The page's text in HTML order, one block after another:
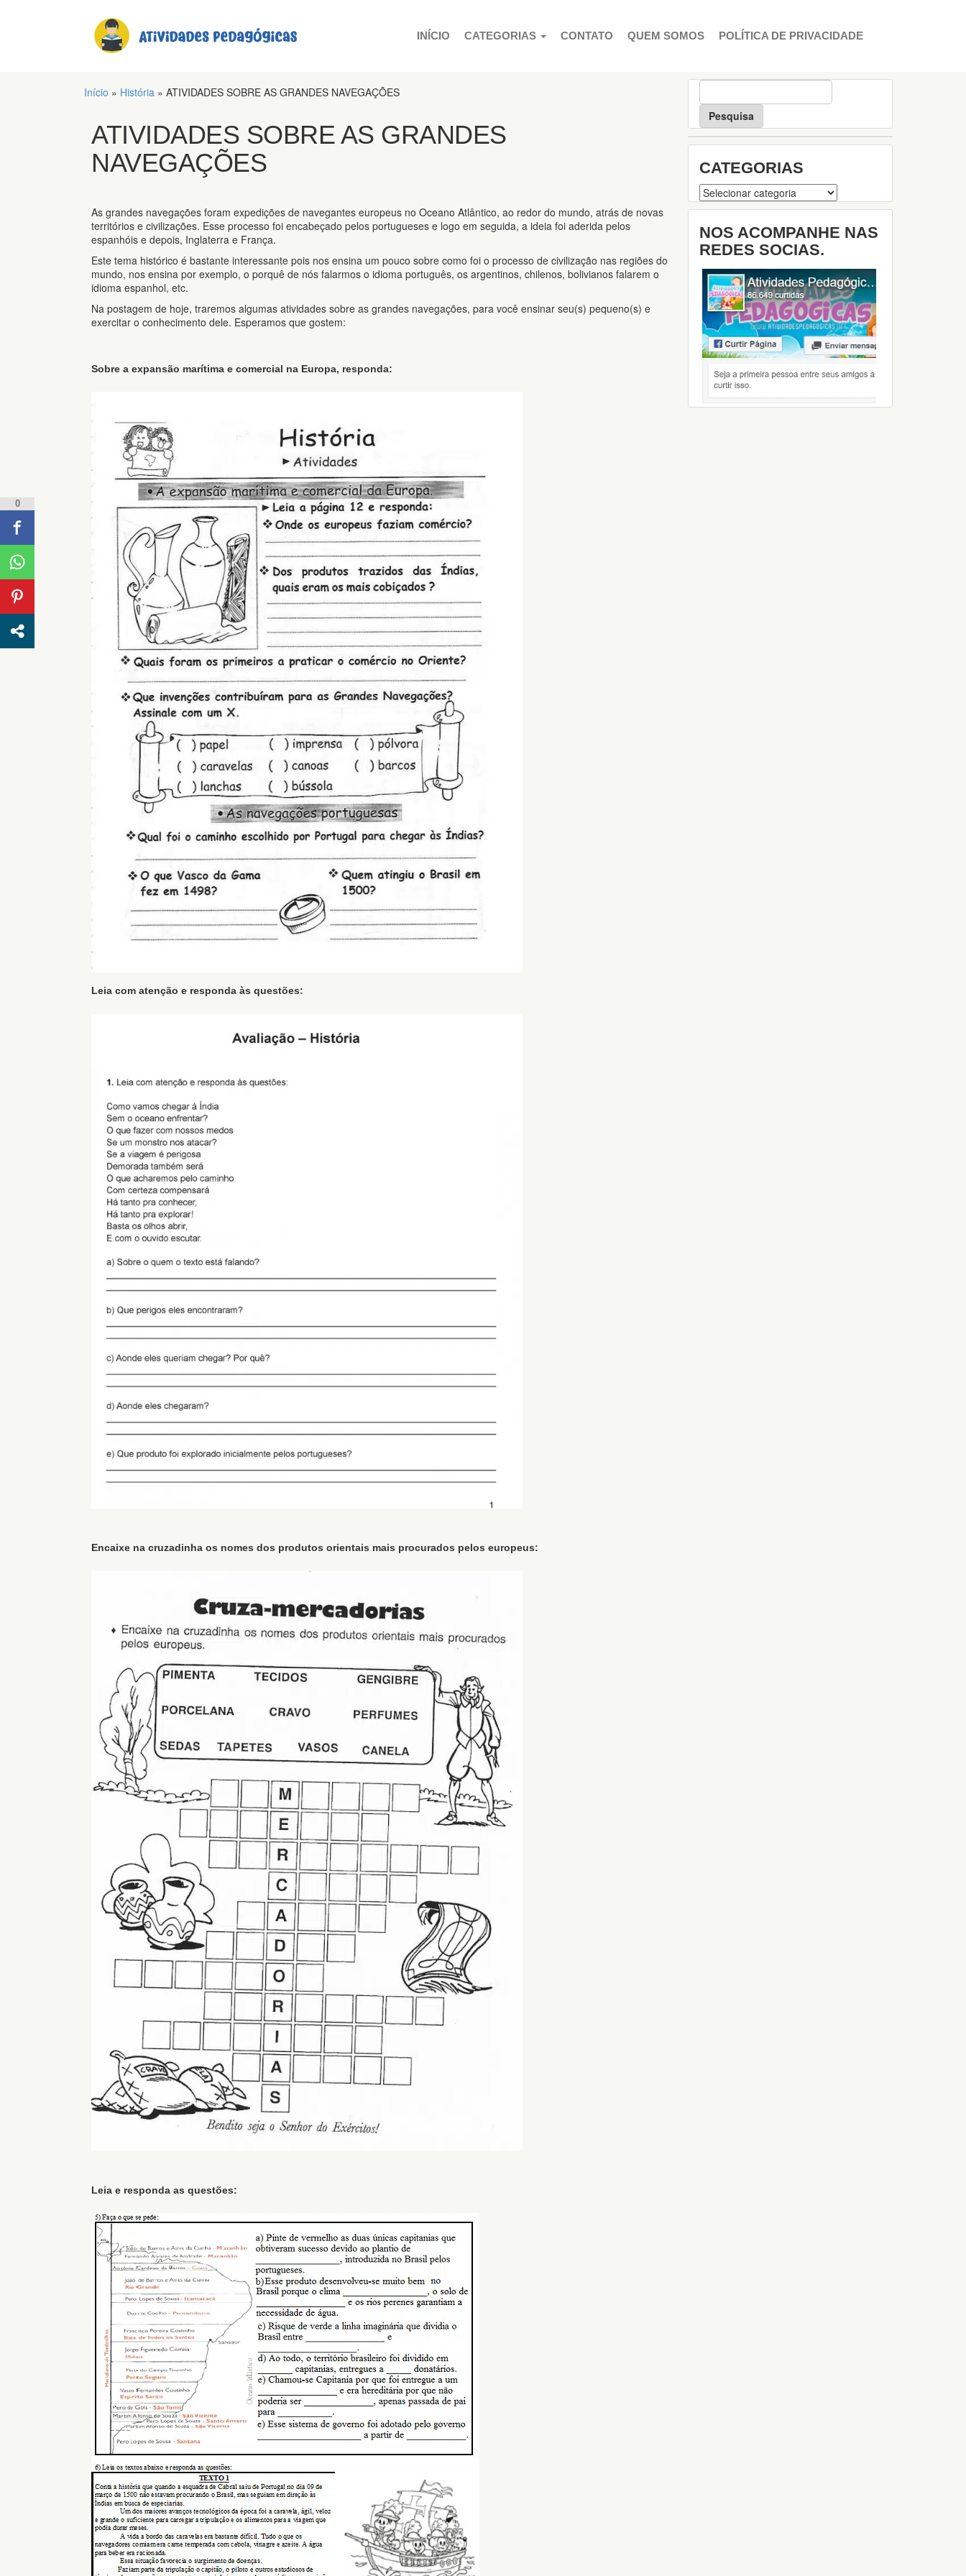
INÍCIO
CATEGORIAS CONTATO QUEM SOMOS POLÍTICA DE PRIVACIDADE
Início » História » ATIVIDADES SOBRE AS GRANDES NAVEGAÇÕES
ATIVIDADES SOBRE AS GRANDES
NAVEGAÇÕES
As grandes navegações foram expedições de navegantes europeus no Oceano Atlântico, ao redor do mundo, atrás de novas
territórios e civilizações. Esse processo foi encabeçado pelos portugueses e logo em seguida, a ideia foi aderida pelos
espanhóis e depois, Inglaterra e França.
Este tema histórico é bastante interessante pois nos ensina um pouco sobre como foi o processo de civilização nas regiões do
mundo, nos ensina por exemplo, o porquê de nós falarmos o idioma português, os argentinos, chilenos, bolivianos falarem o
idioma espanhol, etc.
Na postagem de hoje, traremos algumas atividades sobre as grandes navegações, para você ensinar seu(s) pequeno(s) e
exercitar o conhecimento dele. Esperamos que gostem:
Sobre a expansão marítima e comercial na Europa, responda:
Leia com atenção e responda às questões:
Encaixe na cruzadinha os nomes dos produtos orientais mais procurados pelos europeus:
Leia e responda as questões:
P
e
q
u
s
a
CATEGORIAS
Categorias
NOS ACOMPANHE NAS
REDES SOCIAS.
0